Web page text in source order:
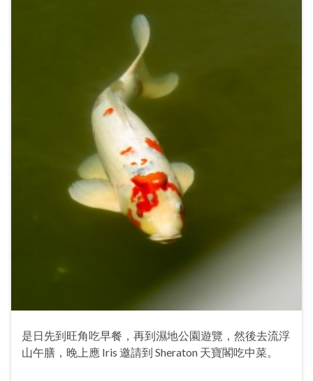
是日先到旺角吃早餐，再到濕地公園遊覽，然後去流浮
山午膳，晚上應 Iris 邀請到 Sheraton 天寶閣吃中菜。